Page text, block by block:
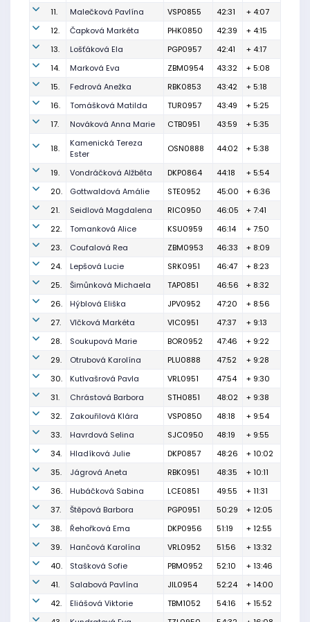
11.
Malečková Pavlína VSP0855 42:31
+ 4:07
12.
Čapková Markéta PHK0850 42:39
+ 4:15
13.
Lošťáková Ela PGP0957 42:41
+ 4:17
14.
Marková Eva ZBM0954 43:32
+ 5:08
15.
Fedrová Anežka RBK0853 43:42
+ 5:18
16.
Tomášková Matilda TUR0957 43:49
+ 5:25
17.
Nováková Anna Marie CTB0951 43:59 + 5:35
18.
Kamenická Tereza
Ester
OSN0888 44:02 + 5:38
19. Vondráčková Alžběta DKP0864 44:18
+ 5:54
20.
Gottwaldová Amálie STE0952 45:00
+ 6:36
21.
Seidlová Magdalena RIC0950 46:05
+ 7:41
22.
Tomanková Alice KSU0959 46:14
+ 7:50
23.
Coufalová Rea ZBM0953 46:33
+ 8:09
24.
Lepšová Lucie SRK0951 46:47
+ 8:23
25.
Šimůnková Michaela TAP0851 46:56
+ 8:32
26.
Hýblová Eliška JPV0952 47:20
+ 8:56
27.
Vlčková Markéta VIC0951 47:37
+ 9:13
28.
Soukupová Marie BOR0952 47:46
+ 9:22
29.
Otrubová Karolína PLU0888 47:52
+ 9:28
30.
Kutlvašrová Pavla VRL0951 47:54
+ 9:30
31.
Chrástová Barbora STH0851 48:02
+ 9:38
32.
Zakouřilová Klára VSP0850 48:18
+ 9:54
33.
Havrdová Selina SJC0950 48:19
+ 9:55
34.
Hladíková Julie DKP0857 48:26
+ 10:02
35.
Jágrová Aneta RBK0951 48:35
+ 10:11
36.
Hubáčková Sabina LCE0851 49:55
+ 11:31
37.
Štěpová Barbora PGP0951 50:29
+ 12:05
38.
Řehořková Ema DKP0956 51:19
+ 12:55
39.
Hančová Karolína VRL0952 51:56
+ 13:32
40.
Stašková Sofie PBM0952 52:10
+ 13:46
41.
Salabová Pavlína JIL0954 52:24
+ 14:00
42.
Eliášová Viktorie TBM1052 54:16
+ 15:52